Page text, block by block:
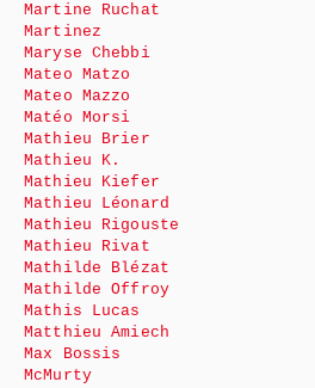
Martine Ruchat
Martinez
Maryse Chebbi
Mateo Matzo
Mateo Mazzo
Matéo Morsi
Mathieu Brier
Mathieu K.
Mathieu Kiefer
Mathieu Léonard
Mathieu Rigouste
Mathieu Rivat
Mathilde Blézat
Mathilde Offroy
Mathis Lucas
Matthieu Amiech
Max Bossis
McMurty